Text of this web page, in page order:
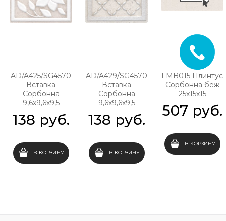
AD/A425/SG4570
Вставка
Сорбонна
9,6х9,6х9,5
138 руб.
В КОРЗИНУ
AD/A429/SG4570
Вставка
Сорбонна
9,6х9,6х9,5
138 руб.
В КОРЗИНУ
FMB015 Плинтус
Сорбонна беж
25х15х15
507 руб.
В КОРЗИНУ